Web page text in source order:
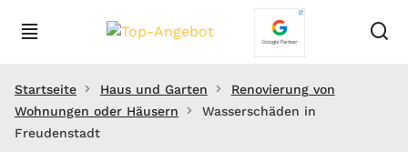
Startseite Haus und Garten
Renovierung von
Wohnungen oder Häusern
Wasserschäden in
Freudenstadt